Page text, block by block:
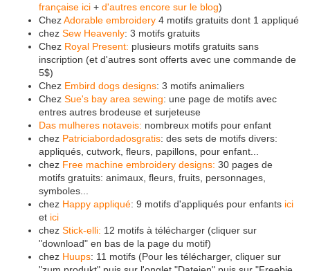
française ici + d'autres encore sur le blog)
ChezAdorable embroidery 4 motifs gratuits dont 1 appliqué
chez Sew Heavenly: 3 motifs gratuits
Chez Royal Present: plusieurs motifs gratuits sans
inscription (et d'autres sont offerts avec une commande de
5$)
Chez Embird dogs designs: 3 motifs animaliers
Chez Sue's bay area sewing: une page de motifs avec
entres autres brodeuse et surjeteuse
Das mulheres notaveis: nombreux motifs pour enfant
chez Patriciabordadosgratis: des sets de motifs divers:
appliqués, cutwork, fleurs, papillons, pour enfant...
chez Free machine embroidery designs: 30 pages de
motifs gratuits: animaux, fleurs, fruits, personnages,
symboles...
chez Happy appliqué: 9 motifs d'appliqués pour enfants ici
et ici
chez Stick-elli: 12 motifs à télécharger (cliquer sur
"download" en bas de la page du motif)
chez Huups: 11 motifs (Pour les télécharger, cliquer sur